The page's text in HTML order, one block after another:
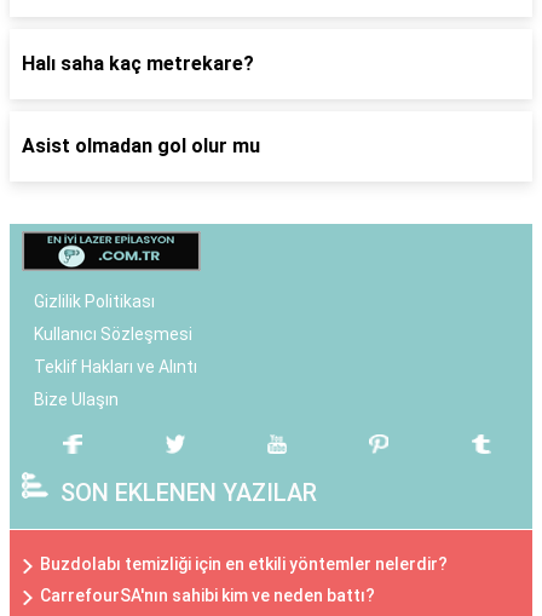
Halı saha kaç metrekare?
Asist olmadan gol olur mu
Gizlilik Politikası
Kullanıcı Sözleşmesi
Teklif Hakları ve Alıntı
Bize Ulaşın
SON EKLENEN YAZILAR
Buzdolabı temizliği için en etkili yöntemler nelerdir?
CarrefourSA'nın sahibi kim ve neden battı?